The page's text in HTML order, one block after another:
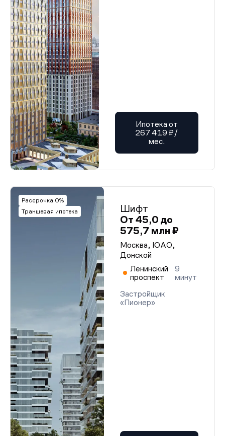
Ипотека от
267 419 ₽/
мес.
Рассрочка 0%
Траншевая ипотека
Шифт
От 45,0 до
575,7 млн ₽
Москва, ЮАО,
Донской
Ленинский
проспект
9
минут
Застройщик
«Пионер»